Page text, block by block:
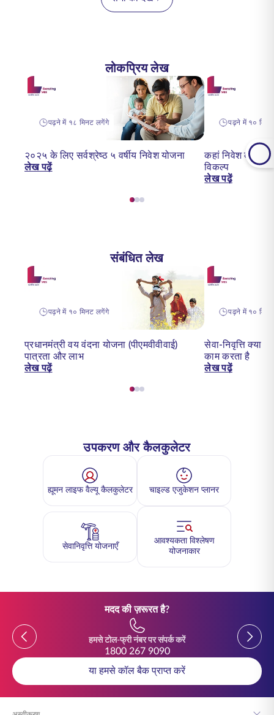
लोकप्रिय लेख
पढ़ने में १८ मिनट लगेंगे
२०२५ के लिए सर्वश्रेष्ठ ५ वर्षीय निवेश योजना
लेख पढ़ें
पढ़ने में १०
कहां निवेश करें?
विकल्प
लेख पढ़ें
संबंधित लेख
पढ़ने में १० मिनट लगेंगे
प्रधानमंत्री वय वंदना योजना (पीएमवीवीवाई)
पात्रता और लाभ
लेख पढ़ें
पढ़ने में १०
सेवा-निवृत्ति क्या
काम करता है
लेख पढ़ें
उपकरण और कैलकुलेटर
ह्यूमन लाइफ वैल्यू कैलकुलेटर चाइल्ड एजुकेशन प्लानर
सेवानिवृत्ति योजनाएँ
आवश्यकता विश्लेषण
योजनाकार
मदद की ज़रूरत है?
Previous
हमसे टोल-फ्री नंबर पर संपर्क करें
1800 267 9090
Previous
या हमसे कॉल बैक प्राप्त करें